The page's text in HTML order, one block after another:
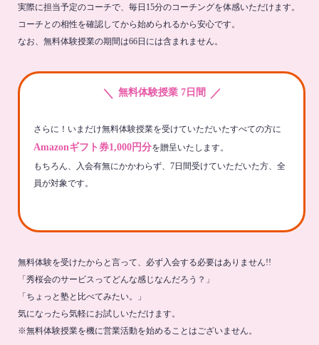
実際に担当予定のコーチで、毎日15分のコーチングを体感いただけます。
コーチとの相性を確認してから始められるから安心です。
なお、無料体験授業の期間は66日には含まれません。
＼ 無料体験授業 7日間 ／
さらに！いまだけ無料体験授業を受けていただいたすべての方に
Amazonギフト券1,000円分を贈呈いたします。
もちろん、入会有無にかかわらず、7日間受けていただいた方、全
員が対象です。
無料体験を受けたからと言って、必ず入会する必要はありません!!
「秀桜会のサービスってどんな感じなんだろう？」
「ちょっと塾と比べてみたい。」
気になったら気軽にお試しいただけます。
※無料体験授業を機に営業活動を始めることはございません。